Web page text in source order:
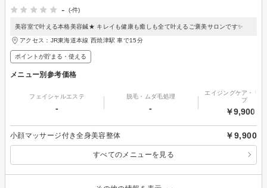
-
(-件)
美容室で叶える本格美容鍼★ キレイも健康も癒しも全て叶えるご褒美サロンです✨
アクセス：JR東海道本線 西焼津駅 車で15分
ポイントが貯まる・使える
メニュー別参考価格
フェイシャルエステ
-
脱毛・ムダ毛処理
-
エイジングケア・リ
プ
￥9,900～
小顔マッサージ付き全身美容整体 ￥9,900
すべてのメニューを見る